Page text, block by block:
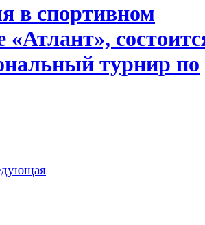
в спортивном
«Атлант»,
турнир по